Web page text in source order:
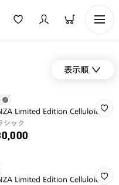
表示順
Limited Edition Celluloid
シック
Limited Edition Celluloid